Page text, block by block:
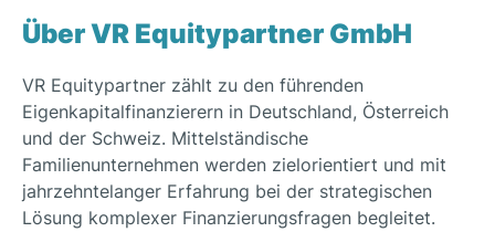
Über VR Equitypartner GmbH
VR Equitypartner zählt zu den führenden
Eigenkapitalfinanzierern in Deutschland, Österreich
und der Schweiz. Mittelständische
Familienunternehmen werden zielorientiert und mit
jahrzehntelanger Erfahrung bei der strategischen
Lösung komplexer Finanzierungsfragen begleitet.